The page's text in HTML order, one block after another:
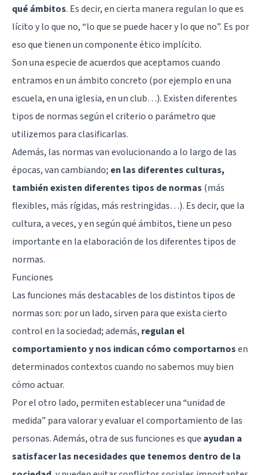
qué ámbitos. Es decir, en cierta manera regulan lo que es
lícito y lo que no, “lo que se puede hacer y lo que no”. Es por
eso que tienen un componente ético implícito.
Son una especie de acuerdos que aceptamos cuando
entramos en un ámbito concreto (por ejemplo en una
escuela, en una iglesia, en un club…). Existen diferentes
tipos de normas según el criterio o parámetro que
utilizemos para clasificarlas.
Además, las normas van evolucionando a lo largo de las
épocas, van cambiando; en las diferentes culturas,
también existen diferentes tipos de normas (más
flexibles, más rígidas, más restringidas…). Es decir, que la
cultura, a veces, y en según qué ámbitos, tiene un peso
importante en la elaboración de los diferentes tipos de
normas.
Funciones
Las funciones más destacables de los distintos tipos de
normas son: por un lado, sirven para que exista cierto
control en la sociedad; además, regulan el
comportamiento y nos indican cómo comportarnosen
determinados contextos cuando no sabemos muy bien
cómo actuar.
Por el otro lado, permiten establecer una “unidad de
medida” para valorar y evaluar el comportamiento de las
personas. Además, otra de sus funciones es que ayudan a
satisfacer las necesidades que tenemos dentro de la